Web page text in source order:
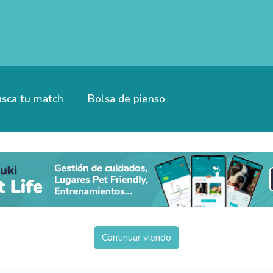
tu match Bolsa de pienso
Continuar viendo